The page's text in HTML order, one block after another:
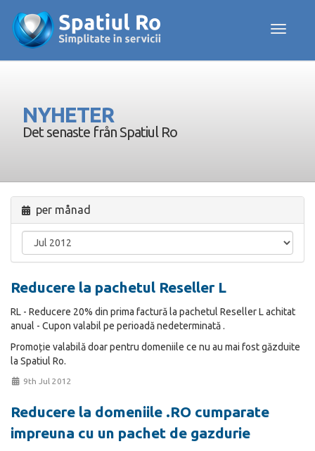
Toggle
NYHETER
Det senaste från Spatiul Ro
per månad
Reducere la pachetul Reseller L
RL - Reducere 20% din prima factură la pachetul Reseller L achitat
anual - Cupon valabil pe perioadă nedeterminată .
Promoție valabilă doar pentru domeniile ce nu au mai fost găzduite
la Spatiul Ro.
9th Jul 2012
Reducere la domeniile .RO cumparate
impreuna cu un pachet de gazdurie